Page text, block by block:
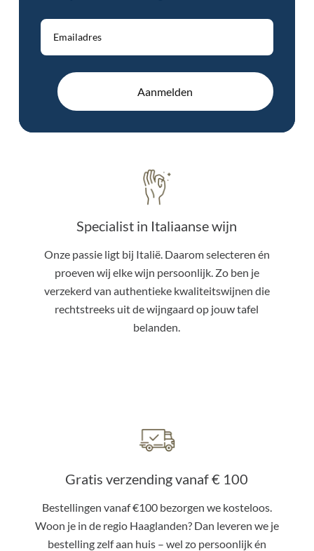
Aanmelden
Specialist in Italiaanse wijn
Onze passie ligt bij Italië. Daarom selecteren én
proeven wij elke wijn persoonlijk. Zo ben je
verzekerd van authentieke kwaliteitswijnen die
rechtstreeks uit de wijngaard op jouw tafel
belanden.
Gratis verzending vanaf € 100
Bestellingen vanaf €100 bezorgen we kosteloos.
Woon je in de regio Haaglanden? Dan leveren we je
bestelling zelf aan huis – wel zo persoonlijk én